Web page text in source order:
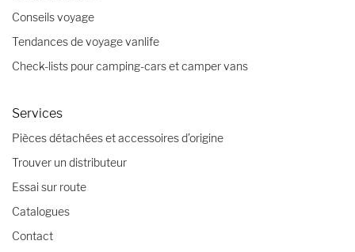
Conseils voyage
Tendances de voyage vanlife
Check-lists pour camping-cars et camper vans
Services
Pièces détachées et accessoires d’origine
Trouver un distributeur
Essai sur route
Catalogues
Contact